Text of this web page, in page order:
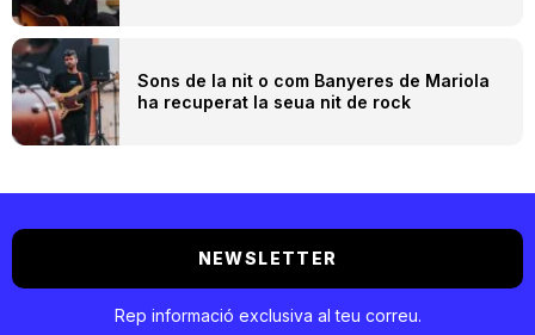
Sons de la nit o com Banyeres de Mariola
ha recuperat la seua nit de rock
NEWSLETTER
Rep informació exclusiva al teu correu.